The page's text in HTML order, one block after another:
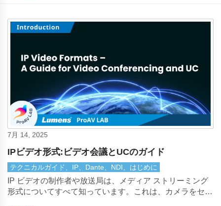
7月 14, 2025
IPビデオ形式:ビデオ会議とUCのガイド
テクニカルガイド、IP、Dante、NDI、はじめに
IP ビデオの制作者や放送局は、メディア ストリーミング
形式についてすべて知っています。これは、カメラをセッ